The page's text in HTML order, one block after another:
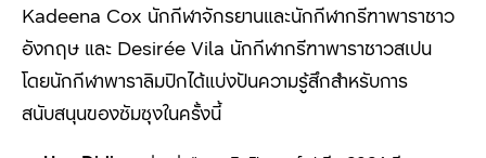
Kadeena Cox นักกีฬาจักรยานและนักกีฬากรีฑาพาราชาว
อังกฤษ และ Desirée Vila นักกีฬากรีฑาพาราชาวสเปน
โดยนักกีฬาพาราลิมปิกได้แบ่งปันความรู้สึกสำหรับการ
สนับสนุนของซัมซุงในครั้งนี้